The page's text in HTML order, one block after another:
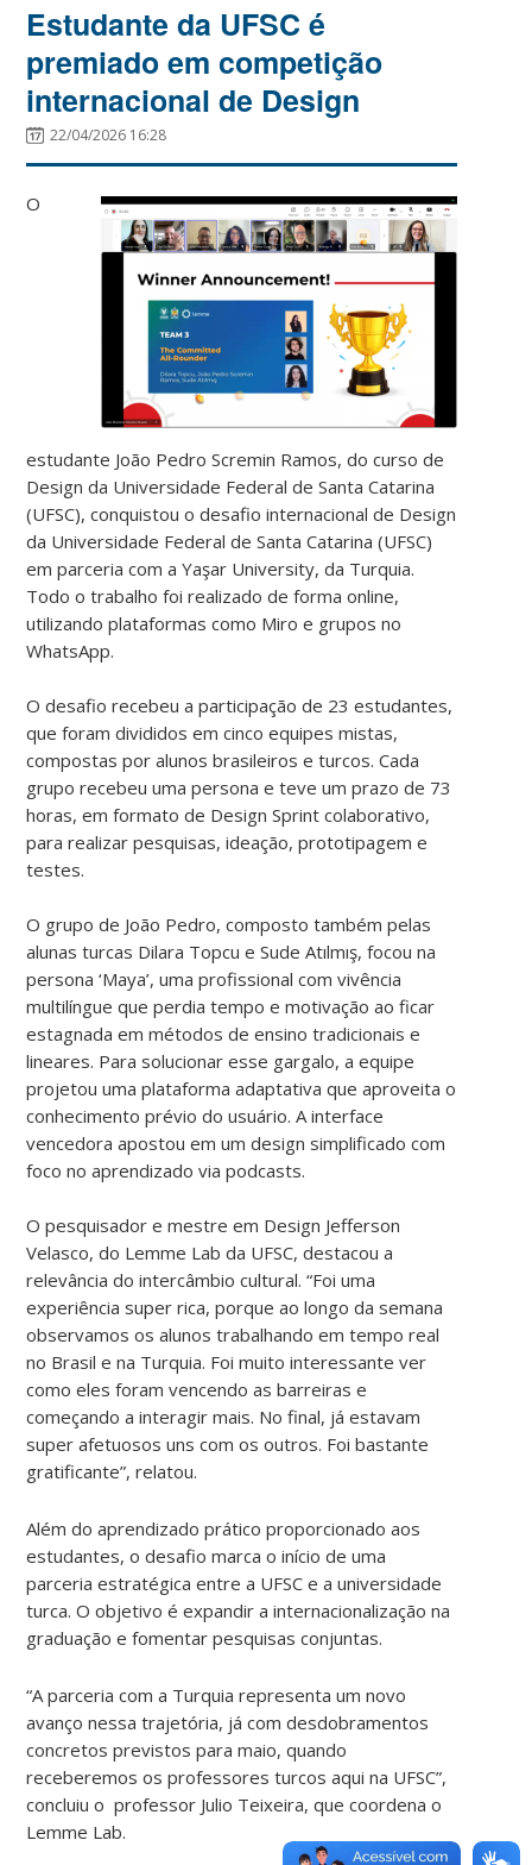
Estudante da UFSC é
premiado em competição
internacional de Design
22/04/2026 16:28
O
estudante João Pedro Scremin Ramos, do curso de
Design da Universidade Federal de Santa Catarina
(UFSC), conquistou o desafio internacional de Design
da Universidade Federal de Santa Catarina (UFSC)
em parceria com a Yaşar University, da Turquia.
Todo o trabalho foi realizado de forma online,
utilizando plataformas como Miro e grupos no
WhatsApp.
O desafio recebeu a participação de 23 estudantes,
que foram divididos em cinco equipes mistas,
compostas por alunos brasileiros e turcos. Cada
grupo recebeu uma persona e teve um prazo de 73
horas, em formato de Design Sprint colaborativo,
para realizar pesquisas, ideação, prototipagem e
testes.
O grupo de João Pedro, composto também pelas
alunas turcas Dilara Topcu e Sude Atılmış, focou na
persona ‘Maya’, uma profissional com vivência
multilíngue que perdia tempo e motivação ao ficar
estagnada em métodos de ensino tradicionais e
lineares. Para solucionar esse gargalo, a equipe
projetou uma plataforma adaptativa que aproveita o
conhecimento prévio do usuário. A interface
vencedora apostou em um design simplificado com
foco no aprendizado via podcasts.
O pesquisador e mestre em Design Jefferson
Velasco, do Lemme Lab da UFSC, destacou a
relevância do intercâmbio cultural. “Foi uma
experiência super rica, porque ao longo da semana
observamos os alunos trabalhando em tempo real
no Brasil e na Turquia. Foi muito interessante ver
como eles foram vencendo as barreiras e
começando a interagir mais. No final, já estavam
super afetuosos uns com os outros. Foi bastante
gratificante”, relatou.
Além do aprendizado prático proporcionado aos
estudantes, o desafio marca o início de uma
parceria estratégica entre a UFSC e a universidade
turca. O objetivo é expandir a internacionalização na
graduação e fomentar pesquisas conjuntas.
“A parceria com a Turquia representa um novo
avanço nessa trajetória, já com desdobramentos
concretos previstos para maio, quando
receberemos os professores turcos aqui na UFSC”,
concluiu o professor Julio Teixeira, que coordena o
Lemme Lab.